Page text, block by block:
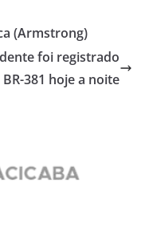
(Armstrong)
foi registrado
BR-381 hoje a noite